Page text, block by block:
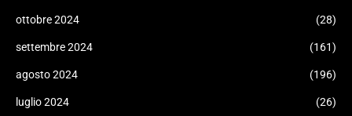
ottobre 2024 (28)
settembre 2024 (161)
agosto 2024 (196)
luglio 2024 (26)